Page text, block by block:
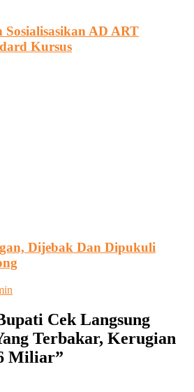
AD ART
Kursus
Dijebak Dan Dipukuli
Cek Langsung
Terbakar, Kerugian
Miliar”